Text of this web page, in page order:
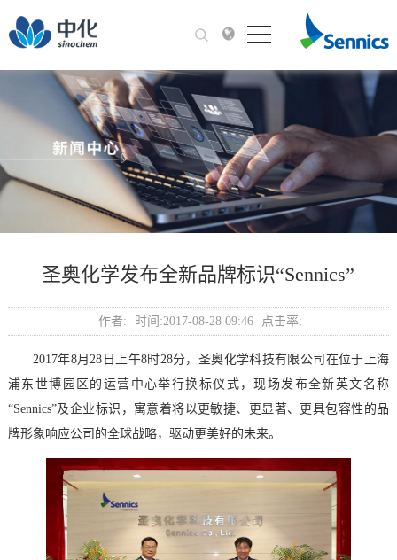
圣奥化学发布全新品牌标识“Sennics”
作者: 时间:2017-08-28 09:46 点击率:
2017年8月28日上午8时28分，圣奥化学科技有限公司在位于上海
浦东世博园区的运营中心举行换标仪式，现场发布全新英文名称
“Sennics”及企业标识，寓意着将以更敏捷、更显著、更具包容性的品
牌形象响应公司的全球战略，驱动更美好的未来。